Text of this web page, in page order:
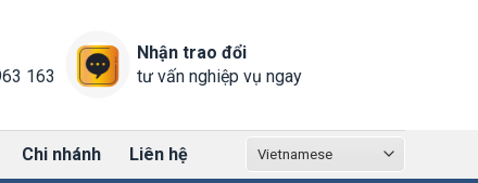
163
Nhận trao đổi
tư vấn nghiệp vụ ngay
Chi nhánh Liên hệ